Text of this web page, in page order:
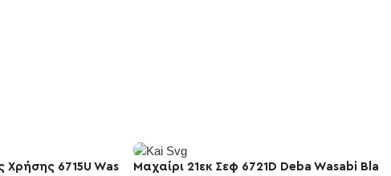
Χρήσης 6715U Was
-10%
Μαχαίρι 21εκ Σεφ 6721D Deba Wasabi Bla